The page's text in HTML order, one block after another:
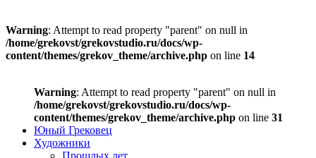
Warning: Attempt to read property "parent" on null in
/home/grekovst/grekovstudio.ru/docs/wp-
content/themes/grekov_theme/archive.php on line 14
Warning: Attempt to read property "parent" on null in
/home/grekovst/grekovstudio.ru/docs/wp-
content/themes/grekov_theme/archive.php on line 31
Юный Грековец
Художники
Прошлых лет